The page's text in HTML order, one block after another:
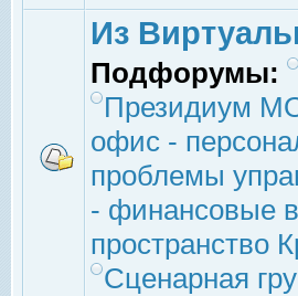
Из
Подфорумы:
Президиум
офис -
проблемы
- финансовые
пространство
Сценарная